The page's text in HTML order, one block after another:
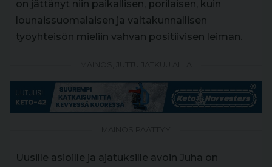
on jättänyt niin paikallisen, porilaisen, kuin
lounaissuomalaisen ja valtakunnallisen
työyhteisön mieliin vahvan positiivisen leiman.
Uusille asioille ja ajatuksille avoin Juha on